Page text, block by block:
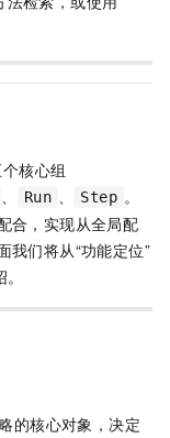
核心组
、 Run 、 Step 。
合，实现从全局配
我们将从“功能定位”
的核心对象，决定